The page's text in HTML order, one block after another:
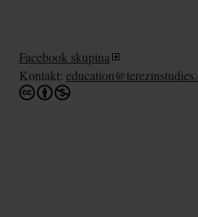
Facebook skupina
Kontakt: